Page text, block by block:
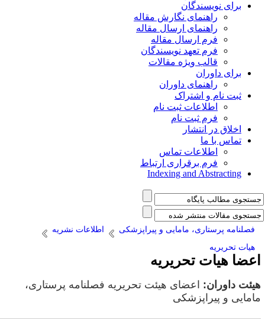
برای نویسندگان
راهنمای نگارش مقاله
راهنمای ارسال مقاله
فرم ارسال مقاله
فرم تعهد نویسندگان
قالب ویژه مقالات
برای داوران
راهنمای داوران
ثبت نام و اشتراک
اطلاعات ثبت نام
فرم ثبت نام
اخلاق در انتشار
تماس با ما
اطلاعات تماس
فرم برقراری ارتباط
Indexing and Abstracting
فصلنامه پرستاری، مامایی و پیراپزشکی
اطلاعات نشریه
هیات تحریریه
هیات تحریریه
داوران:اعضای هیئت تحریریه فصلنامه پرستاری،
و پیراپزشکی